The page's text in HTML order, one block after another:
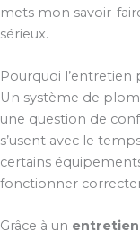
mets mon savoir-
sérieux.
Pourquoi
Un système de
une question de
s’usent avec le
certains
fonctionner
Grâce à un entretien